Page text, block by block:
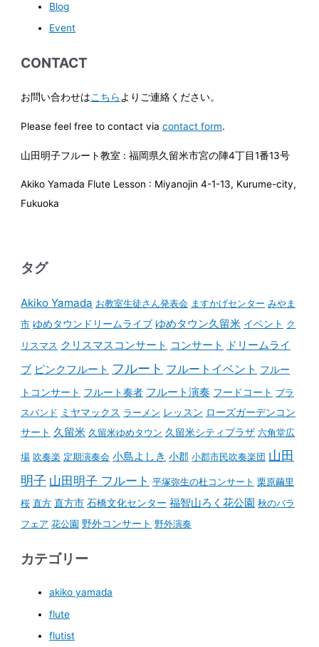
Blog
Event
CONTACT
お問い合わせはこちらよりご連絡ください。
Please feel free to contact viacontact form.
山田明子フルート教室 : 福岡県久留米市宮の陣4丁目1番13号
Akiko Yamada Flute Lesson : Miyanojin 4-1-13, Kurume-city,
Fukuoka
タグ
Akiko Yamada お教室生徒さん発表会 ますかげセンター みやま
市 ゆめタウンドリームライブ ゆめタウン久留米 イベント ク
リスマス クリスマスコンサート コンサート
ドリームライ
ブ ピンクフルート フルート フルートイベント フルー
トコンサート フルート奏者 フルート演奏 フードコート ブラ
スバンド ミヤマックス ラーメン レッスン ローズガーデンコン
サート 久留米 久留米ゆめタウン 久留米シティプラザ 六角堂広
場 吹奏楽 定期演奏会 小島よしき 小郡 小郡市民吹奏楽団 山田
明子 山田明子 フルート 平塚弥生の杜コンサート 栗原繭里
桜 直方 直方市 石橋文化センター 福智山ろく花公園 秋のバラ
フェア 花公園 野外コンサート 野外演奏
カテゴリー
akiko yamada
flute
flutist